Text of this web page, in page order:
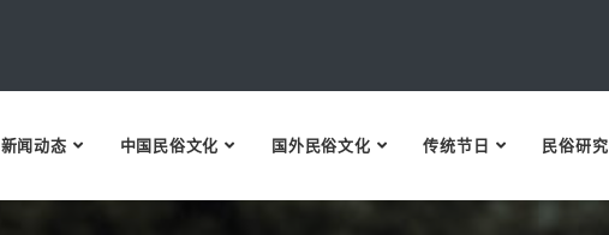
新闻动态 中国民俗文化 国外民俗文化 传统节日 民俗研究